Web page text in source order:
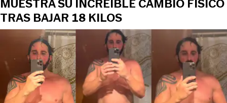
MUESTRA SU INCREÍBLE CAMBIO FÍSICO
TRAS BAJAR 18 KILOS